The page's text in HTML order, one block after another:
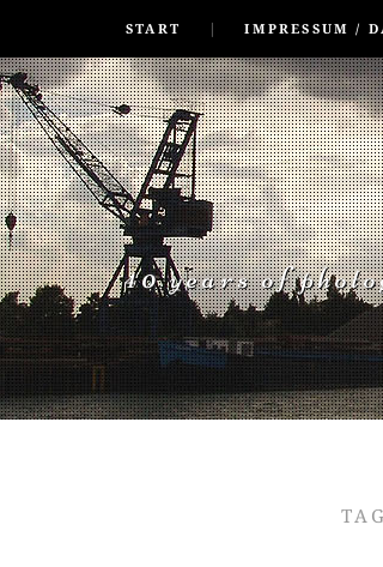
START
IMPRESSUM /
40 years of